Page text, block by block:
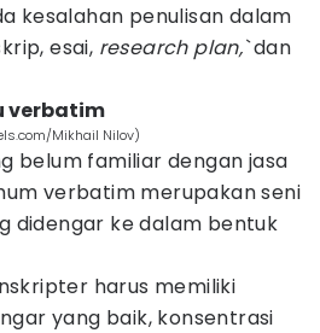
kesalahan penulisan dalam
esai, research plan,`dan
verbatim
Mikhail Nilov)
belum familiar dengan jasa
verbatim merupakan seni
didengar ke dalam bentuk
harus memiliki
yang baik, konsentrasi